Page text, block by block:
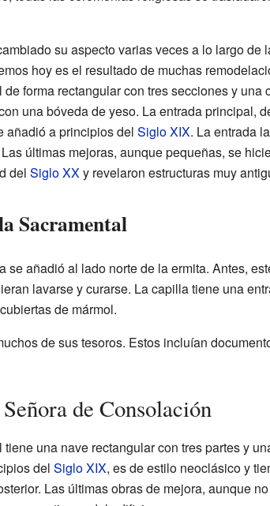
su aspecto varias veces a lo largo de
hoy es el resultado de muchas
de forma rectangular con tres secciones y una
una bóveda de yeso. La entrada principal,
añadió a principios del Siglo XIX. La entrada
últimas mejoras, aunque pequeñas, se
del Siglo XXy revelaron estructuras muy
Sacramental
añadió al lado norte de la ermita. Antes,
lavarse y curarse. La capilla tiene una
de mármol.
de sus tesoros. Estos incluían
de Consolación
una nave rectangular con tres partes y
del Siglo XIX, es de estilo neoclásico y
Las últimas obras de mejora, aunque